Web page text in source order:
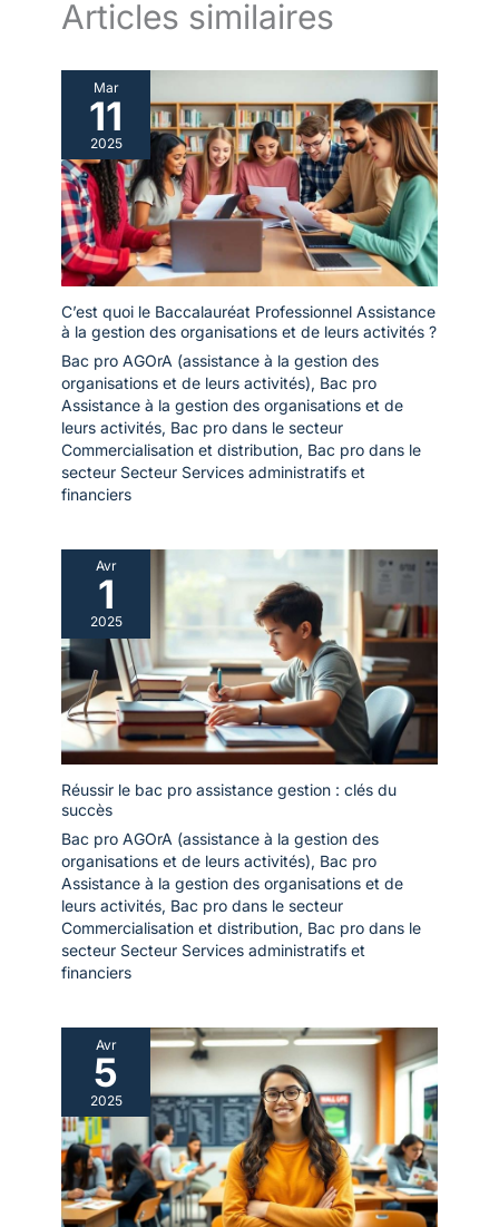
Articles similaires
Mar
11
2025
C’est quoi le Baccalauréat Professionnel Assistance
à la gestion des organisations et de leurs activités ?
Bac pro AGOrA (assistance à la gestion des
organisations et de leurs activités), Bac pro
Assistance à la gestion des organisations et de
leurs activités, Bac pro dans le secteur
Commercialisation et distribution, Bac pro dans le
secteur Secteur Services administratifs et
financiers
Avr
1
2025
Réussir le bac pro assistance gestion : clés du
succès
Bac pro AGOrA (assistance à la gestion des
organisations et de leurs activités), Bac pro
Assistance à la gestion des organisations et de
leurs activités, Bac pro dans le secteur
Commercialisation et distribution, Bac pro dans le
secteur Secteur Services administratifs et
financiers
Avr
5
2025